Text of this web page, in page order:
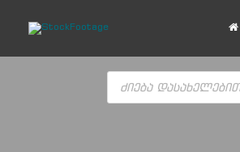
content
Products
search